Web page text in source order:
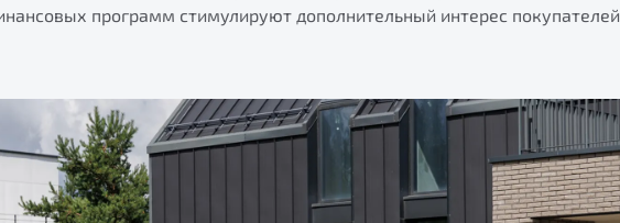
программ стимулируют дополнительный интерес покупателей.